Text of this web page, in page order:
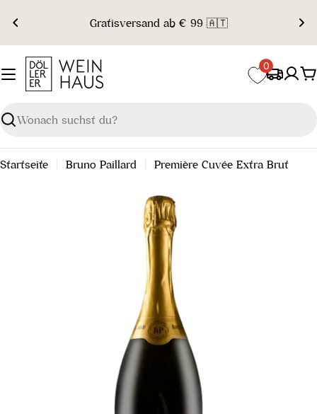
Inhalt
springen
Gratisversand ab € 99 🇦🇹
Suchen
0
Startseite Bruno Paillard Première Cuvée Extra Brut